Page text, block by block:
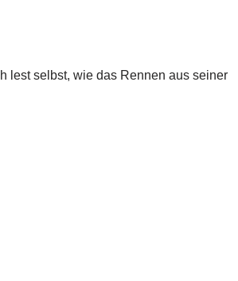
lest selbst, wie das Rennen aus seiner